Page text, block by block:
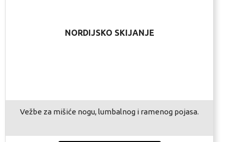
NORDIJSKO SKIJANJE
Vežbe za mišiće nogu, lumbalnog i ramenog pojasa.